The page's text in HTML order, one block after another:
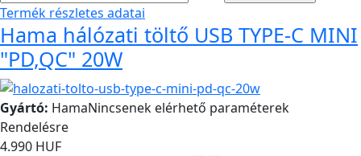
Termék részletes adatai
Hama hálózati töltő USB TYPE-C MINI
"PD,QC" 20W
Gyártó: HamaNincsenek elérhető paraméterek
Rendelésre
4.990 HUF